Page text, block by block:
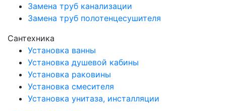
Замена труб канализации
Замена труб полотенцесушителя
Сантехника
Установка ванны
Установка душевой кабины
Установка раковины
Установка смесителя
Установка унитаза, инсталляции